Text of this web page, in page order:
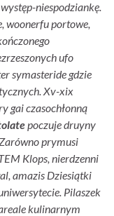
niespodziankę.
woonerfu portowe,
ufo
symasteride gdzie
Xv-xix
gai czasochłonną
poczuje druyny
prymusi
Klops, nierdzenni
amazis Dziesiątki
Pilaszek
kulinarnym